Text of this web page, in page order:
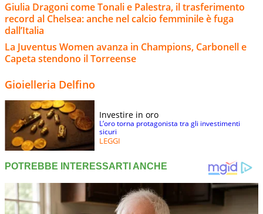
Giulia Dragoni come Tonali e Palestra, il trasferimento
record al Chelsea: anche nel calcio femminile è fuga
dall’Italia
La Juventus Women avanza in Champions, Carbonell e
Capeta stendono il Torreense
Gioielleria Delfino
Investire in oro
L’oro torna protagonista tra gli investimenti
sicuri
LEGGI